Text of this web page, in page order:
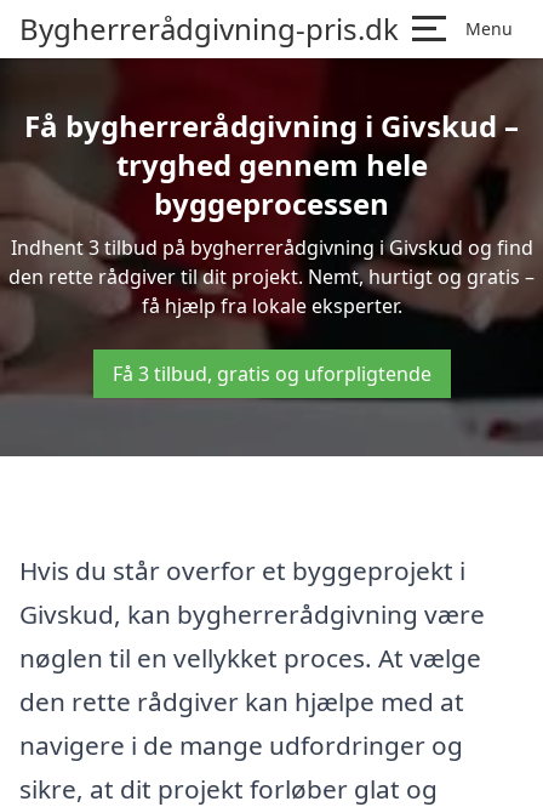
Bygherrerådgivning-pris.dk Menu
Få bygherrerådgivning i Givskud –
tryghed gennem hele
byggeprocessen
Indhent 3 tilbud på bygherrerådgivning i Givskud og find
den rette rådgiver til dit projekt. Nemt, hurtigt og gratis –
få hjælp fra lokale eksperter.
Få 3 tilbud, gratis og uforpligtende
Hvis du står overfor et byggeprojekt i
Givskud, kan bygherrerådgivning være
nøglen til en vellykket proces. At vælge
den rette rådgiver kan hjælpe med at
navigere i de mange udfordringer og
sikre, at dit projekt forløber glat og